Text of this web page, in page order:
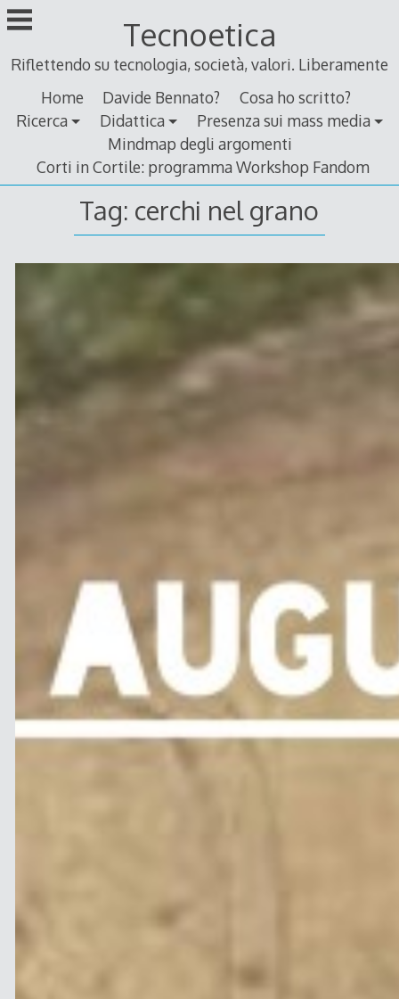
Skip
to
Tecnoetica
Riflettendo su tecnologia, società, valori. Liberamente
Home
Davide Bennato?
Cosa ho scritto?
Ricerca
Didattica
Presenza sui mass media
Mindmap degli argomenti
Corti in Cortile: programma Workshop Fandom
Tag: cerchi nel grano